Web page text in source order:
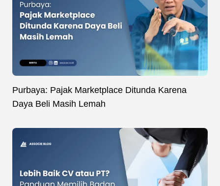
Purbaya: Pajak Marketplace Ditunda Karena
Daya Beli Masih Lemah